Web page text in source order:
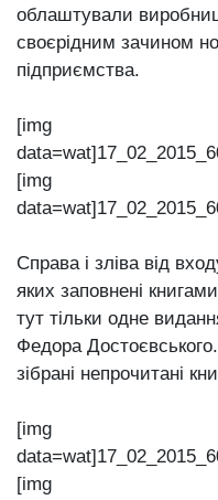
облаштували
своєрідним зачином
підприємства.
[img
[img
Справа і зліва від
яких заповнені
тут тільки одне
Федора
зібрані непрочитані
[img
[img